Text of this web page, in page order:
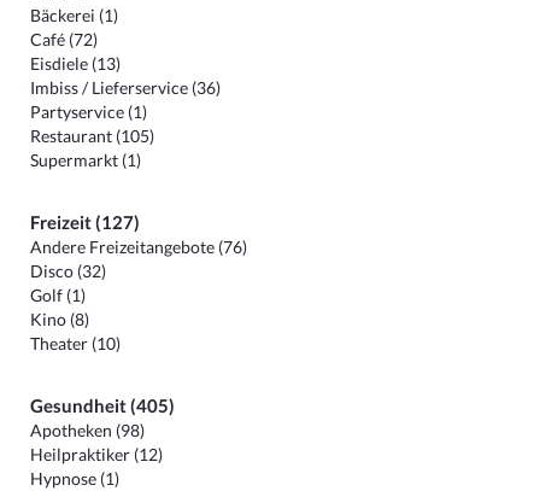
Bäckerei (1)
Café (72)
Eisdiele (13)
Imbiss / Lieferservice (36)
Partyservice (1)
Restaurant (105)
Supermarkt (1)
Freizeit (127)
Andere Freizeitangebote (76)
Disco (32)
Golf (1)
Kino (8)
Theater (10)
Gesundheit (405)
Apotheken (98)
Heilpraktiker (12)
Hypnose (1)